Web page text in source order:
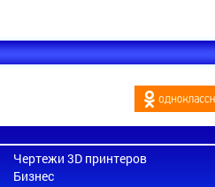
Чертежи 3D принтеров
Бизнес